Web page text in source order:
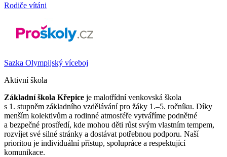
Rodiče vítáni
Sazka Olympijský víceboj
Aktivní škola
Základní škola Křepice je malotřídní venkovská škola
s 1. stupněm základního vzdělávání pro žáky 1.–5. ročníku. Díky
menším kolektivům a rodinné atmosféře vytváříme podnětné
a bezpečné prostředí, kde mohou děti růst svým vlastním tempem,
rozvíjet své silné stránky a dostávat potřebnou podporu. Naší
prioritou je individuální přístup, spolupráce a respektující
komunikace.